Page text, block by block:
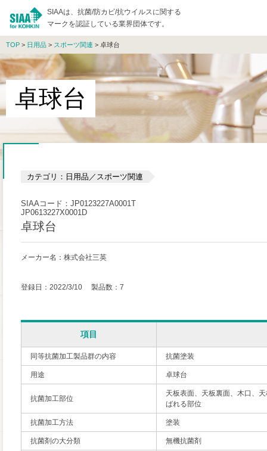
SIAAは、抗菌/防カビ/抗ウイルスに関する
マークを認証している業界団体です。
TOP > 日用品 > スポーツ関連 > 卓球台
卓球台
カテゴリ：日用品／スポーツ関連
SIAAコード：JP0123227A0001T
JP0613227X0001D
卓球台
メーカー名：株式会社三英
登録日：2022/3/10 製品数：7
項目
同等抗菌加工製品群の内容 抗菌塗装
用途 卓球台
抗菌加工部位
天板表面、天板裏面、木口、
ばれる部位
抗菌加工方法 塗装
抗菌剤の大分類 無機抗菌剤